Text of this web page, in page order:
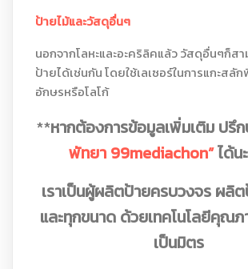
ป้ายไม้และวัสดุอื่นๆ
นอกจากโลหะและอะคริลิคแล้ว วัสดุอื่นๆก็สา
ป้ายได้เช่นกัน โดยใช้เลเซอร์ในการแกะสลั
อักษรหรือโลโก้
**หากต้องการข้อมูลเพิ่มเติม ปรึ
พัทยา 99mediachon”ได้น
เราเป็นผู้ผลิตป้ายครบวงจร ผลิ
และทุกขนาด ด้วยเทคโนโลยีคุณ
เป็นมิตร